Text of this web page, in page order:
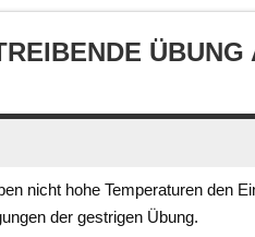
ÜBUNG
nicht hohe Temperaturen den
der gestrigen Übung.